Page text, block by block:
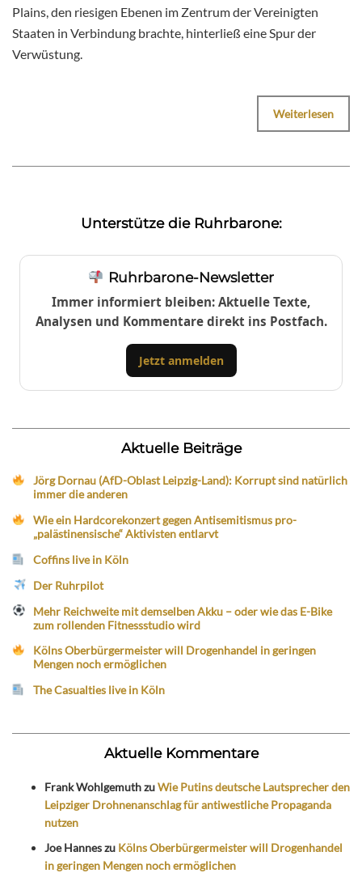
Plains, den riesigen Ebenen im Zentrum der Vereinigten
Staaten in Verbindung brachte, hinterließ eine Spur der
Verwüstung.
Weiterlesen
Unterstütze die Ruhrbarone:
Ruhrbarone-Newsletter
Immer informiert bleiben: Aktuelle Texte,
Analysen und Kommentare direkt ins Postfach.
Jetzt anmelden
Aktuelle Beiträge
Jörg Dornau (AfD-Oblast Leipzig-Land): Korrupt sind natürlich
immer die anderen
Wie ein Hardcorekonzert gegen Antisemitismus pro-
„palästinensische“ Aktivisten entlarvt
Coffins live in Köln
Der Ruhrpilot
Mehr Reichweite mit demselben Akku – oder wie das E-Bike
zum rollenden Fitnessstudio wird
Kölns Oberbürgermeister will Drogenhandel in geringen
Mengen noch ermöglichen
The Casualties live in Köln
Aktuelle Kommentare
Frank WohlgemuthzuWie Putins deutsche Lautsprecher den
Leipziger Drohnenanschlag für antiwestliche Propaganda
nutzen
Joe Hanneszu Kölns Oberbürgermeister will Drogenhandel
in geringen Mengen noch ermöglichen